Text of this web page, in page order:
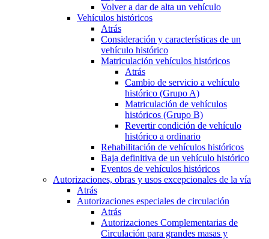
Volver a dar de alta un vehículo
Vehículos históricos
Atrás
Consideración y características de un
vehículo histórico
Matriculación vehículos históricos
Atrás
Cambio de servicio a vehículo
histórico (Grupo A)
Matriculación de vehículos
históricos (Grupo B)
Revertir condición de vehículo
histórico a ordinario
Rehabilitación de vehículos históricos
Baja definitiva de un vehículo histórico
Eventos de vehículos históricos
Autorizaciones, obras y usos excepcionales de la vía
Atrás
Autorizaciones especiales de circulación
Atrás
Autorizaciones Complementarias de
Circulación para grandes masas y